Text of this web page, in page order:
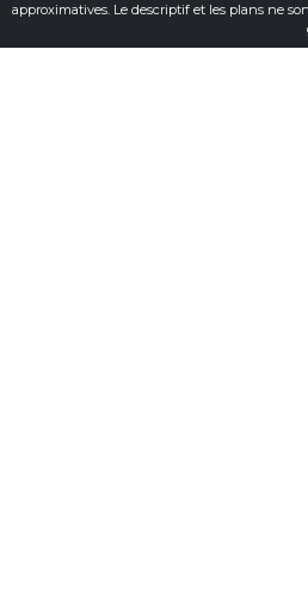
approximatives. Le descriptif et les plans ne